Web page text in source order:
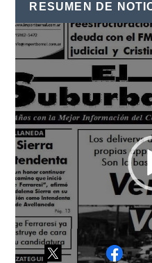
RESUMEN DE
Reproductor
de
vídeo